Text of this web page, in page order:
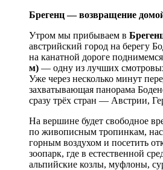
Брегенц — возвращение
Утром мы прибываем в
австрийский город на берегу
на канатной дороге
м) — одну из лучших
Уже через несколько минут
захватывающая панорама
сразу трёх стран — Австрии,
На вершине будет свободное
по живописным тропинкам,
горным воздухом и посетить
зоопарк, где в естественной
альпийские козлы, муфлоны,